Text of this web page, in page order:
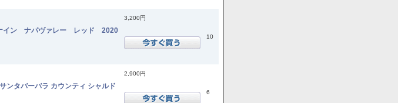
イン ナパヴァレー レッド 2020
3,200円
10
ンタバーバラ カウンティ シャルド
2,900円
6